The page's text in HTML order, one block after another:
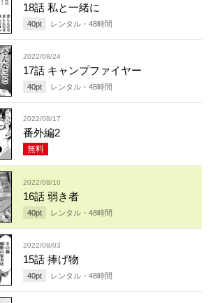
18話 私と一緒に
40pt レンタル・ 48時間
2022/08/24
17話 キャンプファイヤー
40pt レンタル・ 48時間
2022/08/17
番外編2
無料
2022/08/10
16話 弱き者
40pt レンタル・ 48時間
2022/08/03
15話 捧げ物
40pt レンタル・ 48時間